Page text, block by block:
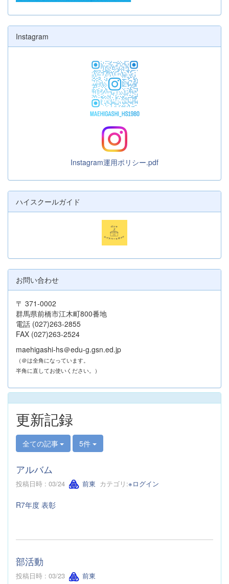
Instagram
Instagram運用ポリシー.pdf
ハイスクールガイド
お問い合わせ
〒 371-0002
群馬県前橋市江木町800番地
電話 (027)263-2855
FAX (027)263-2524
maehigashi-hs＠edu-g.gsn.ed.jp
（＠は全角になっています。
半角に直してお使いください。）
更新記録
全ての記事 5件
アルバム
投稿日時 : 03/24 前東 カテゴリ:※ログイン
R7年度 表彰
部活動
投稿日時 : 03/23 前東